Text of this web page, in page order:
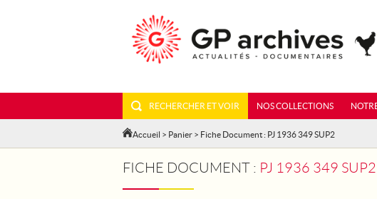
RECHERCHER ET VOIR NOS COLLECTIONS
Accueil > Panier > Fiche Document : PJ 1936 349 SUP2
FICHE DOCUMENT : PJ 1936 349